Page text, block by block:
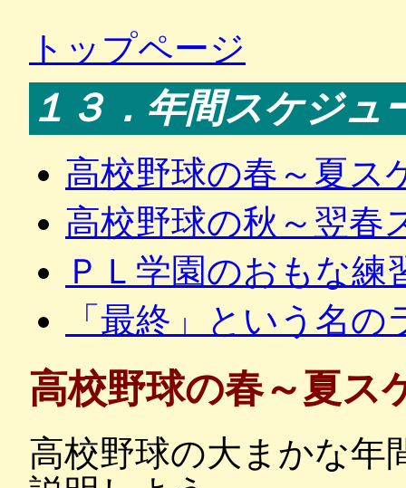
トップページ
１３．年間スケジュ
高校野球の春～夏ス
高校野球の秋～翌春
ＰＬ学園のおもな練
「最終」という名
高校野球の春～夏ス
高校野球の大まかな年